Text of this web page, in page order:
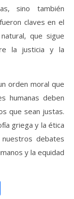
sino también
claves en el
que sigue
la justicia y la
orden moral que
humanas deben
que sean justas.
griega y la ética
debates
y la equidad